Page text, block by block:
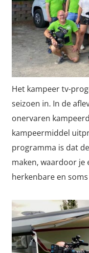
Het kampeer tv-
seizoen in. In de
onervaren
kampeermiddel
programma is dat
maken, waardoor je
herkenbare en